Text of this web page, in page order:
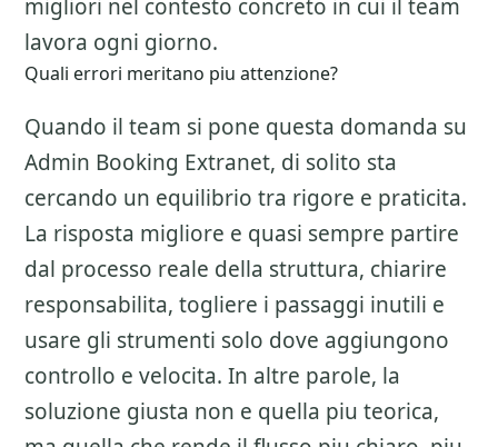
migliori nel contesto concreto in cui il team
lavora ogni giorno.
Quali errori meritano piu attenzione?
Quando il team si pone questa domanda su
Admin Booking Extranet, di solito sta
cercando un equilibrio tra rigore e praticita.
La risposta migliore e quasi sempre partire
dal processo reale della struttura, chiarire
responsabilita, togliere i passaggi inutili e
usare gli strumenti solo dove aggiungono
controllo e velocita. In altre parole, la
soluzione giusta non e quella piu teorica,